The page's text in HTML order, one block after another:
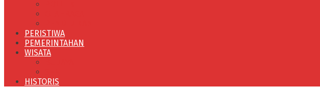
PERISTIWA
PEMERINTAHAN
WISATA
HISTORIS